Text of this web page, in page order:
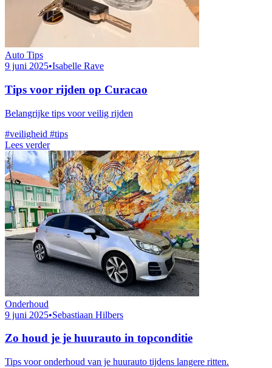
Auto Tips
9 juni 2025•Isabelle Rave
Tips voor rijden op Curacao
Belangrijke tips voor veilig rijden
#veiligheid #tips
Lees verder
Onderhoud
9 juni 2025•Sebastiaan Hilbers
Zo houd je je huurauto in topconditie
Tips voor onderhoud van je huurauto tijdens langere ritten.